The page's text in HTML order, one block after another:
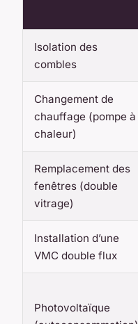
Isolation des
combles
Changement de
chauffage (pompe à
chaleur)
Remplacement des
fenêtres (double
vitrage)
Installation d’une
VMC double flux
Photovoltaïque